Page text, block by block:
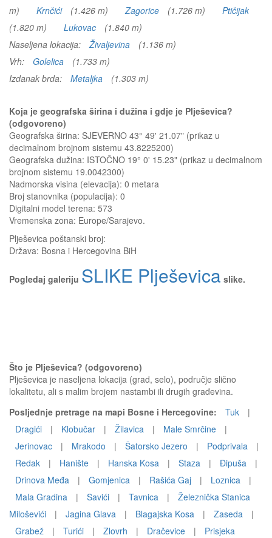
m)
Krnčići (1.426 m) Zagorice (1.726 m)
Ptičijak
(1.820 m)
Lukovac
(1.840 m)
Naseljena lokacija:
Živaljevina
(1.136 m)
Vrh:
Golelica
(1.733 m)
Izdanak brda:
Metaljka (1.303 m)
Koja je geografska širina i dužina i gdje je Plješevica?
(odgovoreno)
Geografska širina: SJEVERNO 43° 49' 21.07" (prikaz u
decimalnom brojnom sistemu 43.8225200)
Geografska dužina: ISTOČNO 19° 0' 15.23" (prikaz u decimalnom
brojnom sistemu 19.0042300)
Nadmorska visina (elevacija): 0 metara
Broj stanovnika (populacija): 0
Digitalni model terena: 573
Vremenska zona: Europe/Sarajevo.
Plješevica poštanski broj:
Država: Bosna i Hercegovina BiH
Pogledaj galeriju SLIKE Plješevica slike.
Što je Plješevica? (odgovoreno)
Plješevica je naseljena lokacija (grad, selo), područje slično
lokalitetu, ali s malim brojem nastambi ili drugih građevina.
Posljednje pretrage na mapi Bosne i Hercegovine:
Tuk
|
Dragići
| Klobučar | Žilavica | Male Smrčine
|
Jerinovac
| Mrakodo | Šatorsko Jezero | Podprivala
|
Redak
| Hanište | Hanska Kosa | Staza | Đipuša
|
Drinova Međa
| Gomjenica | Rašića Gaj | Loznica
|
Mala Gradina
| Savići | Tavnica |
Železnička Stanica
Miloševići
| Jagina Glava | Blagajska Kosa | Zaseda
|
Grabež
| Turići | Zlovrh | Dračevice | Prisjeka